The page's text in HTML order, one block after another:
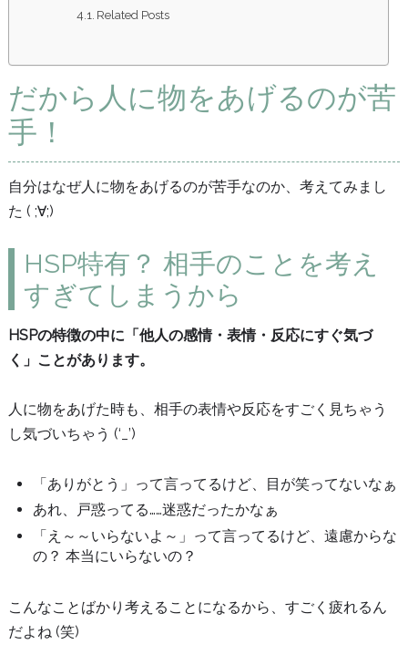
Related Posts
だから人に物をあげるのが苦
手！
自分はなぜ人に物をあげるのが苦手なのか、考えてみまし
た ( ;∀;)
HSP特有？ 相手のことを考え
すぎてしまうから
HSPの特徴の中に「他人の感情・表情・反応にすぐ気づ
く」ことがあります。
人に物をあげた時も、相手の表情や反応をすごく見ちゃう
し気づいちゃう (‘_’)
「ありがとう」って言ってるけど、目が笑ってないなぁ
あれ、戸惑ってる……迷惑だったかなぁ
「え～～いらないよ～」って言ってるけど、遠慮からな
の？ 本当にいらないの？
こんなことばかり考えることになるから、すごく疲れるん
だよね (笑)